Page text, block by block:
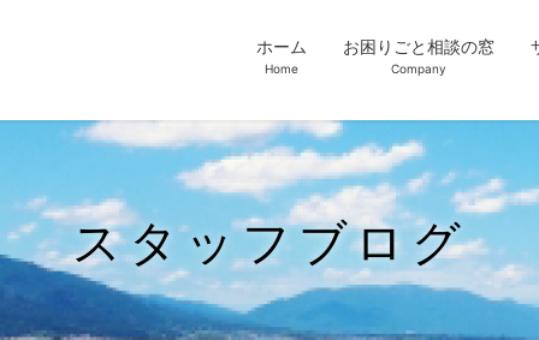
ホーム
Home
お困りごと相談の窓
Company
スタッフブログ